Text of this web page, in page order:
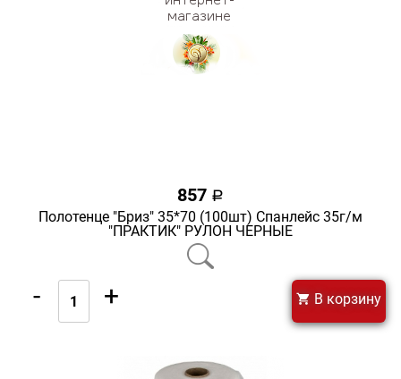
857 a
Полотенце "Бриз" 35*70 (100шт) Спанлейс 35г/м
"ПРАКТИК" РУЛОН ЧЕРНЫЕ
- + В корзину